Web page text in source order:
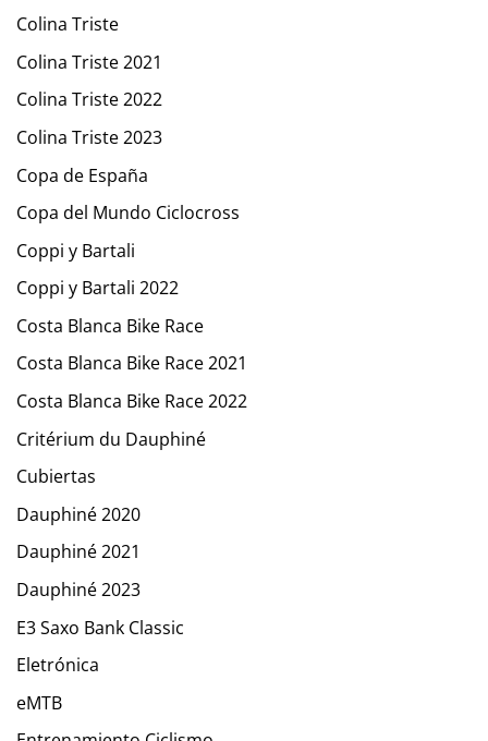
Colina Triste
Colina Triste 2021
Colina Triste 2022
Colina Triste 2023
Copa de España
Copa del Mundo Ciclocross
Coppi y Bartali
Coppi y Bartali 2022
Costa Blanca Bike Race
Costa Blanca Bike Race 2021
Costa Blanca Bike Race 2022
Critérium du Dauphiné
Cubiertas
Dauphiné 2020
Dauphiné 2021
Dauphiné 2023
E3 Saxo Bank Classic
Eletrónica
eMTB